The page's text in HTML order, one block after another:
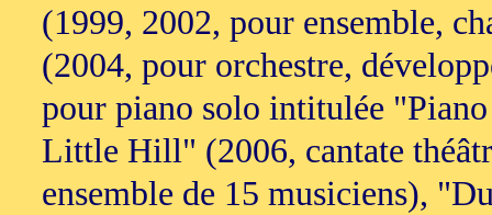
(1999, 2002, pour ensemble,
(2004, pour orchestre,
pour piano solo intitulée
Little Hill" (2006, cantate
ensemble de 15 musiciens),